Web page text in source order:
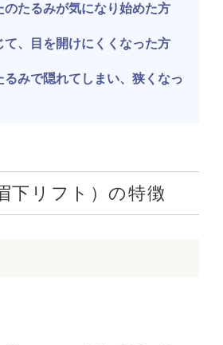
のたるみが気になり始めた方
て、目を開けにくくなった方
るみで隠れてしまい、狭くなっ
下リフト）の特徴